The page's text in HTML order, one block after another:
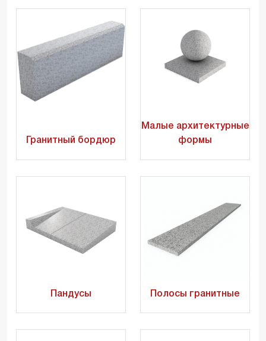
Гранитный бордюр
Малые архитектурные
формы
Пандусы Полосы гранитные